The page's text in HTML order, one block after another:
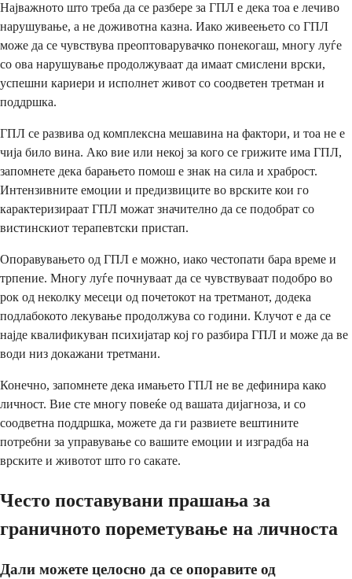
Најважното што треба да се разбере за ГПЛ е дека тоа е лечиво
нарушување, а не доживотна казна. Иако живеењето со ГПЛ
може да се чувствува преоптоварувачко понекогаш, многу луѓе
со ова нарушување продолжуваат да имаат смислени врски,
успешни кариери и исполнет живот со соодветен третман и
поддршка.
ГПЛ се развива од комплексна мешавина на фактори, и тоа не е
чија било вина. Ако вие или некој за кого се грижите има ГПЛ,
запомнете дека барањето помош е знак на сила и храброст.
Интензивните емоции и предизвиците во врските кои го
карактеризираат ГПЛ можат значително да се подобрат со
вистинскиот терапевтски пристап.
Опоравувањето од ГПЛ е можно, иако честопати бара време и
трпение. Многу луѓе почнуваат да се чувствуваат подобро во
рок од неколку месеци од почетокот на третманот, додека
подлабокото лекување продолжува со години. Клучот е да се
најде квалификуван психијатар кој го разбира ГПЛ и може да ве
води низ докажани третмани.
Конечно, запомнете дека имањето ГПЛ не ве дефинира како
личност. Вие сте многу повеќе од вашата дијагноза, и со
соодветна поддршка, можете да ги развиете вештините
потребни за управување со вашите емоции и изградба на
врските и животот што го сакате.
Често поставувани прашања за
граничното пореметување на личноста
Дали можете целосно да се опоравите од